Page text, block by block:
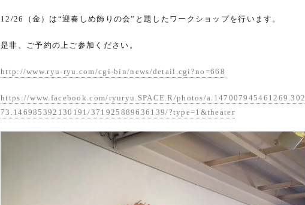
12/26（金）は“迎春しめ飾りの会”と題したワークショップを行います。
是非、ご予約の上ご参加ください。
http://www.ryu-ryu.com/cgi-bin/news/detail.cgi?no=668
https://www.facebook.com/ryuryu.SPACE.R/photos/a.147007945461269.302
73.146985392130191/371925889636139/?type=1&theater